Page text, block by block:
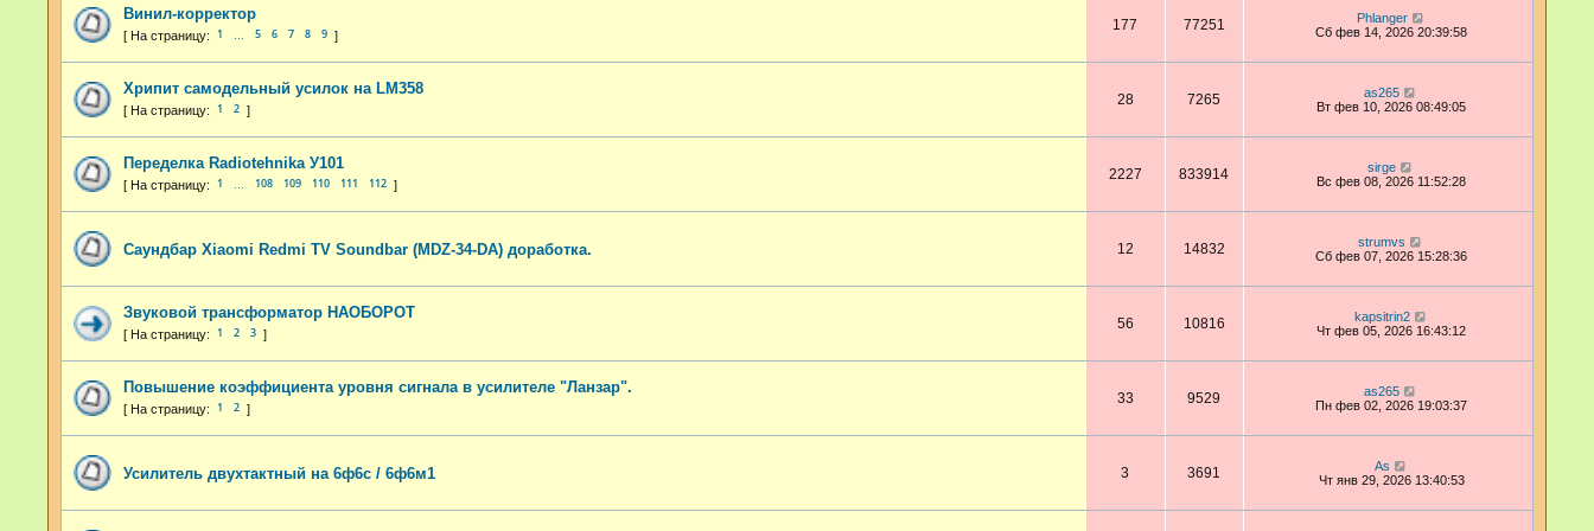
Винил-корректор
1 5 6 7 8 9
177 77251
Phlanger
Сб фев 14, 2026 20:39:58
Хрипит самодельный усилок на LM358
1 2
28 7265
as265
Вт фев 10, 2026 08:49:05
Переделка Radiotehnika У101
1 108 109 110 111 112
2227 833914
sirge
Вс фев 08, 2026 11:52:28
Саундбар Xiaomi Redmi TV Soundbar (MDZ-34-DA) доработка. 12 14832
strumvs
Сб фев 07, 2026 15:28:36
Звуковой трансформатор НАОБОРОТ
1 2 3
56 10816
kapsitrin2
Чт фев 05, 2026 16:43:12
Повышение коэффициента уровня сигнала в усилителе "Ланзар".
1 2
33 9529
as265
Пн фев 02, 2026 19:03:37
Усилитель двухтактный на 6ф6с / 6ф6м1 3 3691
As
Чт янв 29, 2026 13:40:53